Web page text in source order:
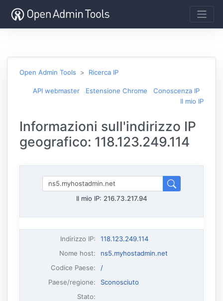
Open Admin Tools Ricerca IP
API webmaster Estensione Chrome
Conoscenza IP
Il mio IP
Informazioni sull'indirizzo IP
geografico: 118.123.249.114
Il mio IP: 216.73.217.94
Indirizzo IP:
118.123.249.114
Nome host:
ns5.myhostadmin.net
Codice Paese:
/
Paese/regione:
Sconosciuto
Stato: